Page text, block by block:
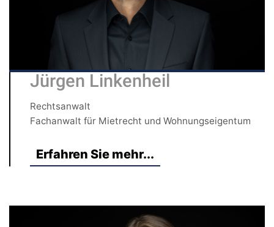
Jürgen Linkenheil
Rechtsanwalt
Fachanwalt für Mietrecht und Wohnungseigentum
Erfahren Sie mehr...